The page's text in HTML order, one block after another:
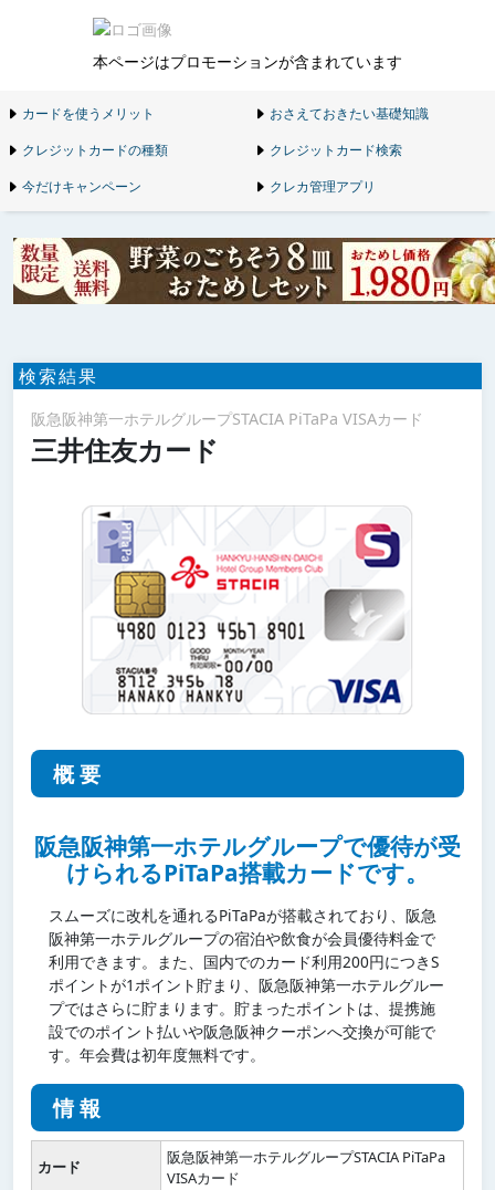
本ページはプロモーションが含まれています
カードを使うメリット
おさえておきたい基礎知識
クレジットカードの種類
クレジットカード検索
今だけキャンペーン
クレカ管理アプリ
検索結果
阪急阪神第一ホテルグループSTACIA PiTaPa VISAカード
三井住友カード
概要
阪急阪神第一ホテルグループで優待が受
けられるPiTaPa搭載カードです。
スムーズに改札を通れるPiTaPaが搭載されており、阪急
阪神第一ホテルグループの宿泊や飲食が会員優待料金で
利用できます。また、国内でのカード利用200円につきS
ポイントが1ポイント貯まり、阪急阪神第一ホテルグルー
プではさらに貯まります。貯まったポイントは、提携施
設でのポイント払いや阪急阪神クーポンへ交換が可能で
す。年会費は初年度無料です。
情報
カード
阪急阪神第一ホテルグループSTACIA PiTaPa
VISAカード